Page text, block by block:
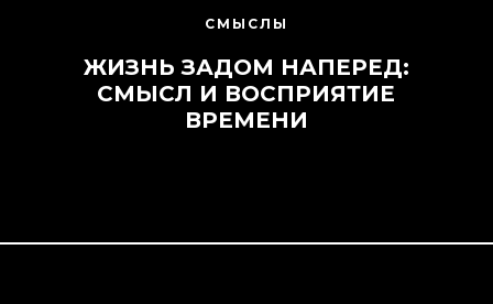
СМЫСЛЫ
ЖИЗНЬ ЗАДОМ НАПЕРЕД:
СМЫСЛ И ВОСПРИЯТИЕ
ВРЕМЕНИ